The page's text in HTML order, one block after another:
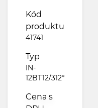
Kód
produktu
41741
Typ
IN-
12BT12/312*
Cena s